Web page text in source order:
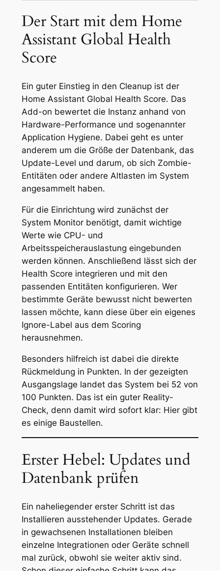
Der Start mit dem Home
Assistant Global Health
Score
Ein guter Einstieg in den Cleanup ist der
Home Assistant Global Health Score. Das
Add-on bewertet die Instanz anhand von
Hardware-Performance und sogenannter
Application Hygiene. Dabei geht es unter
anderem um die Größe der Datenbank, das
Update-Level und darum, ob sich Zombie-
Entitäten oder andere Altlasten im System
angesammelt haben.
Für die Einrichtung wird zunächst der
System Monitor benötigt, damit wichtige
Werte wie CPU- und
Arbeitsspeicherauslastung eingebunden
werden können. Anschließend lässt sich der
Health Score integrieren und mit den
passenden Entitäten konfigurieren. Wer
bestimmte Geräte bewusst nicht bewerten
lassen möchte, kann diese über ein eigenes
Ignore-Label aus dem Scoring
herausnehmen.
Besonders hilfreich ist dabei die direkte
Rückmeldung in Punkten. In der gezeigten
Ausgangslage landet das System bei 52 von
100 Punkten. Das ist ein guter Reality-
Check, denn damit wird sofort klar: Hier gibt
es einige Baustellen.
Erster Hebel: Updates und
Datenbank prüfen
Ein naheliegender erster Schritt ist das
Installieren ausstehender Updates. Gerade
in gewachsenen Installationen bleiben
einzelne Integrationen oder Geräte schnell
mal zurück, obwohl sie weiter aktiv sind.